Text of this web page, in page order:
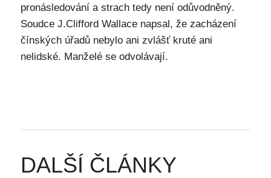
pronásledování a strach tedy není odůvodněný.
Soudce J.Clifford Wallace napsal, že zacházení
čínských úřadů nebylo ani zvlášť kruté ani
nelidské. Manželé se odvolávají.
DALŠÍ ČLÁNKY